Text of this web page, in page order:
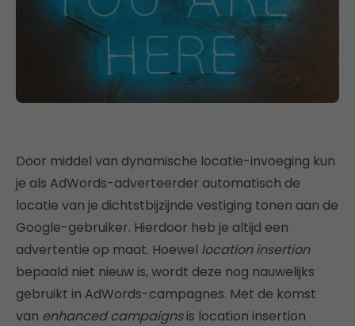
Door middel van dynamische locatie-invoeging kun
je als AdWords-adverteerder automatisch de
locatie van je dichtstbijzijnde vestiging tonen aan de
Google-gebruiker. Hierdoor heb je altijd een
advertentie op maat. Hoewel location insertion
bepaald niet nieuw is, wordt deze nog nauwelijks
gebruikt in AdWords-campagnes. Met de komst
van enhanced campaignsis location insertion